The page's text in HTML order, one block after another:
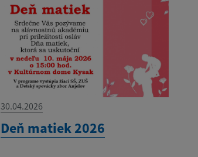
30.04.2026
Deň matiek 2026